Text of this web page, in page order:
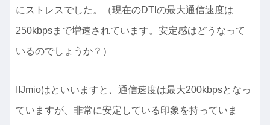
にストレスでした。（現在のDTIの最大通信速度は
250kbpsまで増速されています。安定感はどうなって
いるのでしょうか？）
IIJmioはといいますと、通信速度は最大200kbpsとなっ
ていますが、非常に安定している印象を持っていま